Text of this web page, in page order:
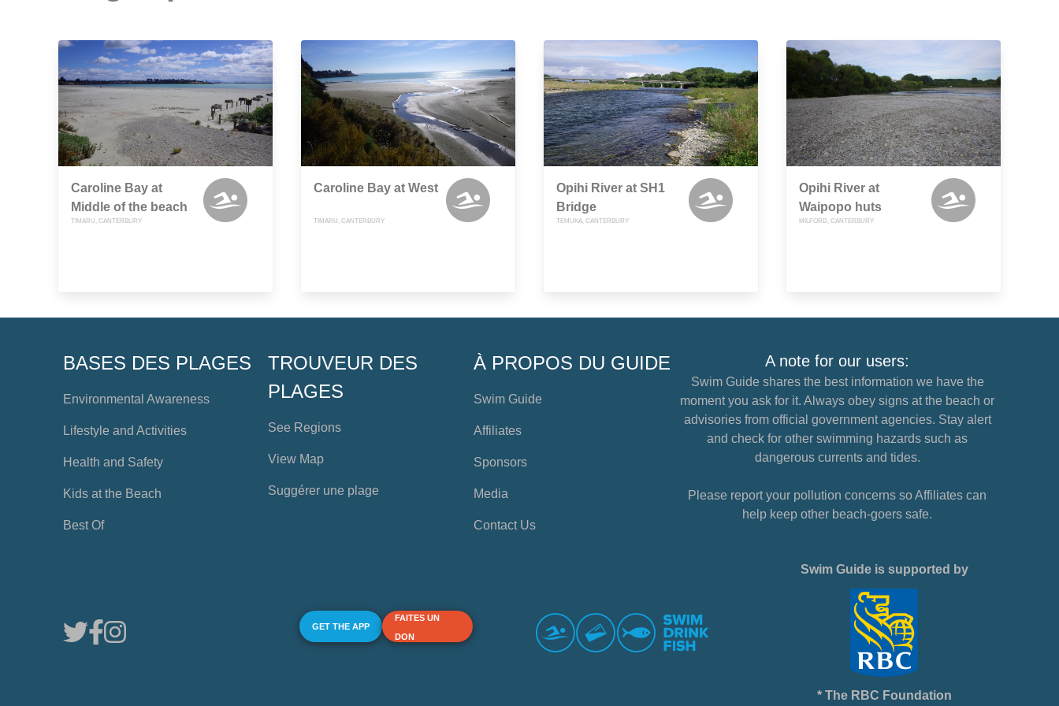
Caroline Bay at
Middle of the beach
TIMARU, CANTERBURY
Caroline Bay at West
TIMARU, CANTERBURY
Opihi River at SH1
Bridge
TEMUKA, CANTERBURY
Opihi River at
Waipopo huts
MILFORD, CANTERBURY
BASES DES PLAGES
Environmental Awareness
Lifestyle and Activities
Health and Safety
Kids at the Beach
Best Of
TROUVEUR DES
PLAGES
See Regions
View Map
Suggérer une plage
À PROPOS DU GUIDE
Swim Guide
Affiliates
Sponsors
Media
Contact Us
A note for our users:
Swim Guide shares the best information we have the
moment you ask for it. Always obey signs at the beach or
advisories from official government agencies. Stay alert
and check for other swimming hazards such as
dangerous currents and tides.
Please report your pollution concerns so Affiliates can
help keep other beach-goers safe.
GET THE APP
FAITES UN
DON
Swim Guide is supported by
* The RBC Foundation